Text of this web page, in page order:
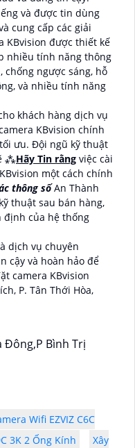
và được tin dùng
cung cấp các giải
KBvision được thiết kế
nhiều tính năng thông
ngược sáng, hỗ
và nhiều tính năng
khách hàng dịch vụ
KBvision chính
ưu. Đội ngũ kỹ thuật
⁂Hãy Tin rằng việc cài
một cách chính
thông sốAn Thành
thuật sau bán hàng,
định của hệ thống
dịch vụ chuyên
cậy và hoàn hảo để
camera KBvision
P. Tân Thới Hòa,
Đông,P Bình Trị
Wifi EZVIZ C6C
3K 2 Ống Kính
Xây